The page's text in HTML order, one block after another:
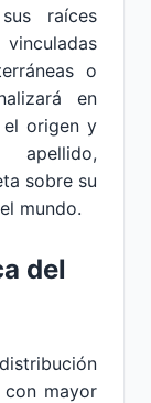
raíces
o
en
origen y
sobre su
mundo.
del
con mayor